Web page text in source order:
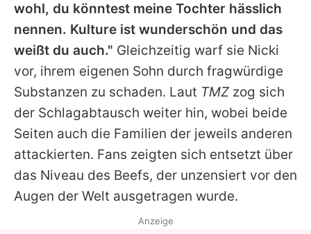
wohl, du könntest meine Tochter hässlich
nennen. Kulture ist wunderschön und das
weißt du auch." Gleichzeitig warf sie Nicki
vor, ihrem eigenen Sohn durch fragwürdige
Substanzen zu schaden. Laut TMZ zog sich
der Schlagabtausch weiter hin, wobei beide
Seiten auch die Familien der jeweils anderen
attackierten. Fans zeigten sich entsetzt über
das Niveau des Beefs, der unzensiert vor den
Augen der Welt ausgetragen wurde.
Anzeige